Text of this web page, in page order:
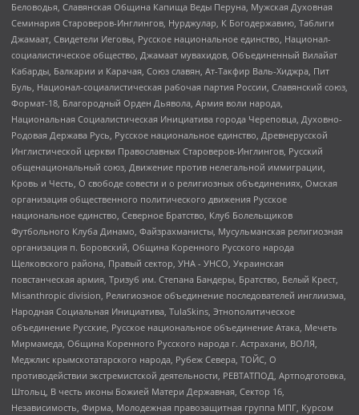
Беловодья, Славянская Община Капища Веды Перуна, Мужская Духовная
Семинария Староверов-Инглингов, Нурджулар, К Богодержавию, Таблиги
Джамаат, Свидетели Иеговы, Русское национальное единство, Национал-
социалистическое общество, Джамаат мувахидов, Объединенный Вилайат
Кабарды, Балкарии и Карачая, Союз славян, Ат-Такфир Валь-Хиджра, Пит
Буль, Национал-социалистическая рабочая партия России, Славянский союз,
Формат-18, Благородный Орден Дьявола, Армия воли народа,
Национальная Социалистическая Инициатива города Череповца, Духовно-
Родовая Держава Русь, Русское национальное единство, Древнерусской
Инглистической церкви Православных Староверов-Инглингов, Русский
общенациональный союз, Движение против нелегальной иммиграции,
Кровь и Честь, О свободе совести и о религиозных объединениях, Омская
организация общественного политического движения Русское
национальное единство, Северное Братство, Клуб Болельщиков
Футбольного Клуба Динамо, Файзрахманисты, Мусульманская религиозная
организация п. Боровский, Община Коренного Русского народа
Щелковского района, Правый сектор, УНА - УНСО, Украинская
повстанческая армия, Тризуб им. Степана Бандеры, Братство, Белый Крест,
Misanthropic division, Религиозное объединение последователей инглиизма,
Народная Социальная Инициатива, TulaSkins, Этнополитическое
объединение Русские, Русское национальное объединение Атака, Мечеть
Мирмамеда, Община Коренного Русского народа г. Астрахани, ВОЛЯ,
Меджлис крымскотатарского народа, Рубеж Севера, ТОЙС, О
противодействии экстремистской деятельности, РЕВТАТПОД, Артподготовка,
Штольц, В честь иконы Божией Матери Державная, Сектор 16,
Независимость, Фирма, Молодежная правозащитная группа МПГ, Курсом